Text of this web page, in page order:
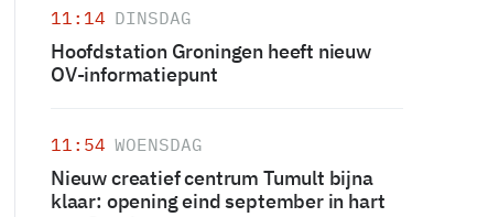
11:14 DINSDAG
Hoofdstation Groningen heeft nieuw
OV-informatiepunt
11:54 WOENSDAG
Nieuw creatief centrum Tumult bijna
klaar: opening eind september in hart